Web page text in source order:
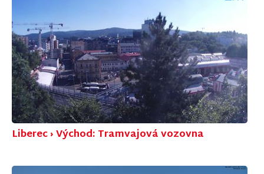
Liberec › Východ: Tramvajová vozovna